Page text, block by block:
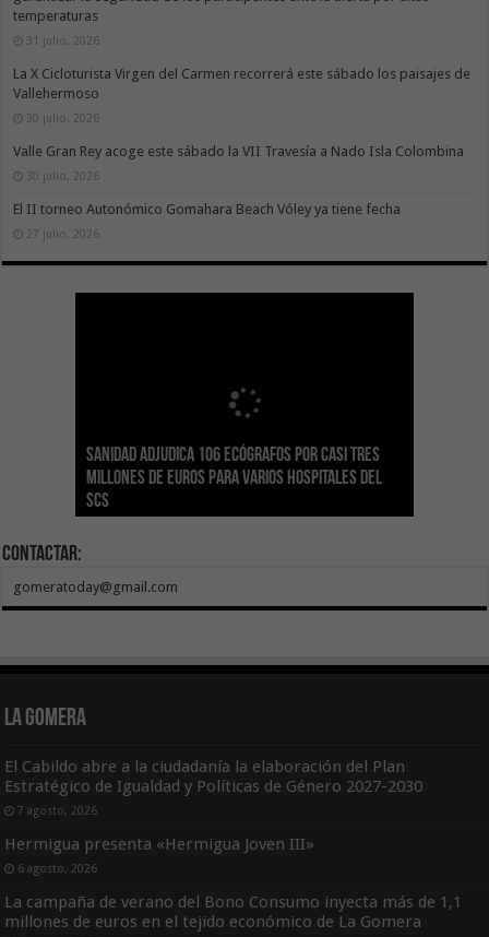
temperaturas
31 julio, 2026
La X Cicloturista Virgen del Carmen recorrerá este sábado los paisajes de
Vallehermoso
30 julio, 2026
Valle Gran Rey acoge este sábado la VII Travesía a Nado Isla Colombina
30 julio, 2026
El II torneo Autonómico Gomahara Beach Vóley ya tiene fecha
27 julio, 2026
Sanidad adjudica 106 ecógrafos por casi tres
millones de euros para varios hospitales del
SCS
Gesplan logra la máxima puntuación en el
Índice de Transparencia de Canarias por cuarto
año consecutivo
El Gobierno canario concede ayudas del
POSEICAN-Pesca al sector por valor de 7,09 M€
tras aumentar las cuantías
Transición Ecológica coordina con Ashotel su
adhesión a la Red de Refugios Climáticos de
Canarias
Visocan incorpora 170 pisos a su parque de
vivienda protegida en régimen de alquiler
asequible de Tenerife
Sanidad refuerza la capacidad diagnóstica de
los centros de salud con el impulso de la
ecografía clínica
Contactar:
gomeratoday@gmail.com
La Gomera
El Cabildo abre a la ciudadanía la elaboración del Plan
Estratégico de Igualdad y Políticas de Género 2027-2030
7 agosto, 2026
Hermigua presenta «Hermigua Joven III»
6 agosto, 2026
La campaña de verano del Bono Consumo inyecta más de 1,1
millones de euros en el tejido económico de La Gomera